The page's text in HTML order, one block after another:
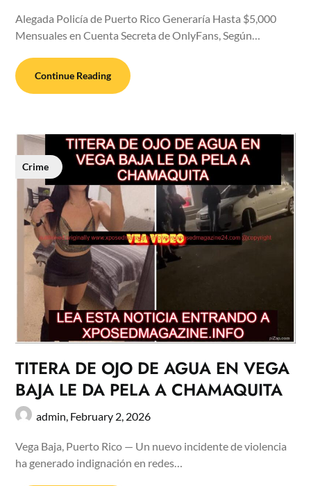
Alegada Policía de Puerto Rico Generaría Hasta $5,000
Mensuales en Cuenta Secreta de OnlyFans, Según…
Continue Reading
Crime
TITERA DE OJO DE AGUA EN VEGA
BAJA LE DA PELA A CHAMAQUITA
admin, February 2, 2026
Vega Baja, Puerto Rico — Un nuevo incidente de violencia
ha generado indignación en redes…